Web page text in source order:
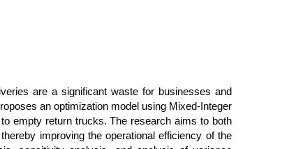
are a significant waste for businesses and
an optimization model using Mixed-Integer
empty return trucks. The research aims to both
improving the operational efficiency of the